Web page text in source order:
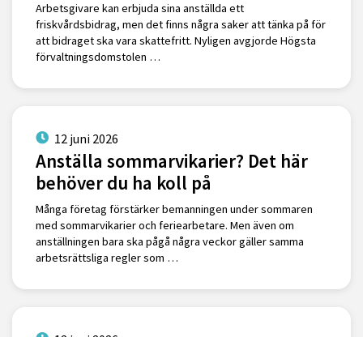
Arbetsgivare kan erbjuda sina anställda ett
friskvårdsbidrag, men det finns några saker att tänka på för
att bidraget ska vara skattefritt. Nyligen avgjorde Högsta
förvaltningsdomstolen …
12 juni 2026
Anställa sommarvikarier? Det här
behöver du ha koll på
Många företag förstärker bemanningen under sommaren
med sommarvikarier och feriearbetare. Men även om
anställningen bara ska pågå några veckor gäller samma
arbetsrättsliga regler som …